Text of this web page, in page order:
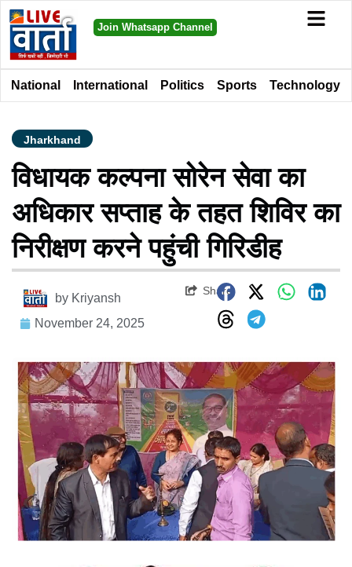
Join Whatsapp Channel
National International Politics Sports Technology
Jharkhand
विधायक कल्पना सोरेन सेवा का
अधिकार सप्ताह के तहत शिविर का
निरीक्षण करने पहुंची गिरिडीह
by Kriyansh
November 24, 2025
Share